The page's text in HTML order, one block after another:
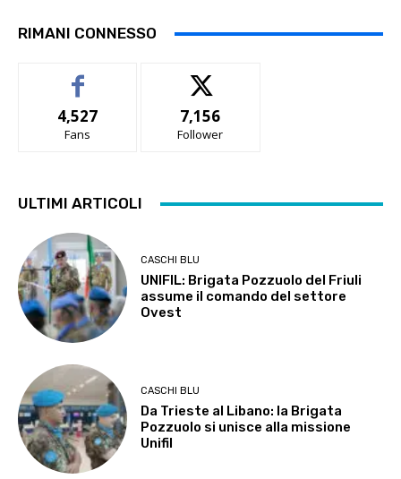
RIMANI CONNESSO
4,527
Fans
7,156
Follower
ULTIMI ARTICOLI
CASCHI BLU
UNIFIL: Brigata Pozzuolo del Friuli
assume il comando del settore
Ovest
CASCHI BLU
Da Trieste al Libano: la Brigata
Pozzuolo si unisce alla missione
Unifil